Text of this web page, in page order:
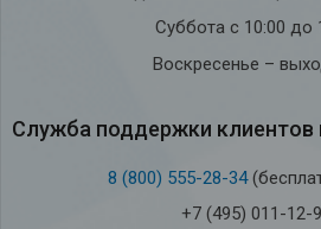
Суббота с 10:00 до
Воскресенье –
Служба под­держки кли­ен­тов
8 (800) 555-28-34
+7 (495) 011-12-